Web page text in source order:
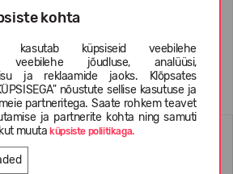
kohta
kasutab küpsiseid veebilehe
veebilehe jõudluse, analüüsi,
ja reklaamide jaoks. Klõpsates
nõustute sellise kasutuse ja
partneritega. Saate rohkem teavet
ja partnerite kohta ning samuti
muutaküpsiste poliitikaga.
(0)
tooted